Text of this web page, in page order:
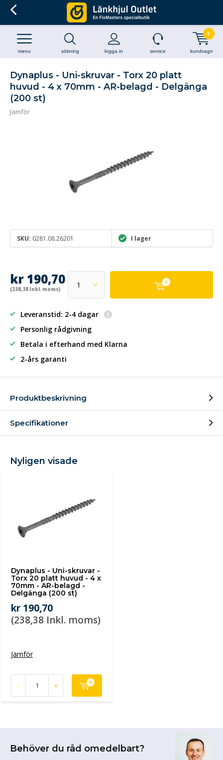
sökning logga in
menu service kundvagn
0
Dynaplus - Uni-skruvar - Torx 20 platt
huvud - 4 x 70mm - AR-belagd - Delgänga
(200 st)
Jämför
SKU: 0281.08.26201 I lager
kr 190,70
(238,38 Inkl. moms)
Leveranstid: 2-4 dagar
Personlig rådgivning
Betala i efterhand med Klarna
2-års garanti
Produktbeskrivning
Specifikationer
Nyligen visade
Dynaplus - Uni-skruvar -
Torx 20 platt huvud - 4 x
70mm - AR-belagd -
Delgänga (200 st)
kr 190,70
(238,38 Inkl. moms)
Jämför
- +
Behöver du råd omedelbart?